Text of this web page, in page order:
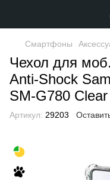
Смартфоны
Чехол для
Anti-Shock
SM-G780
Артикул: 29203